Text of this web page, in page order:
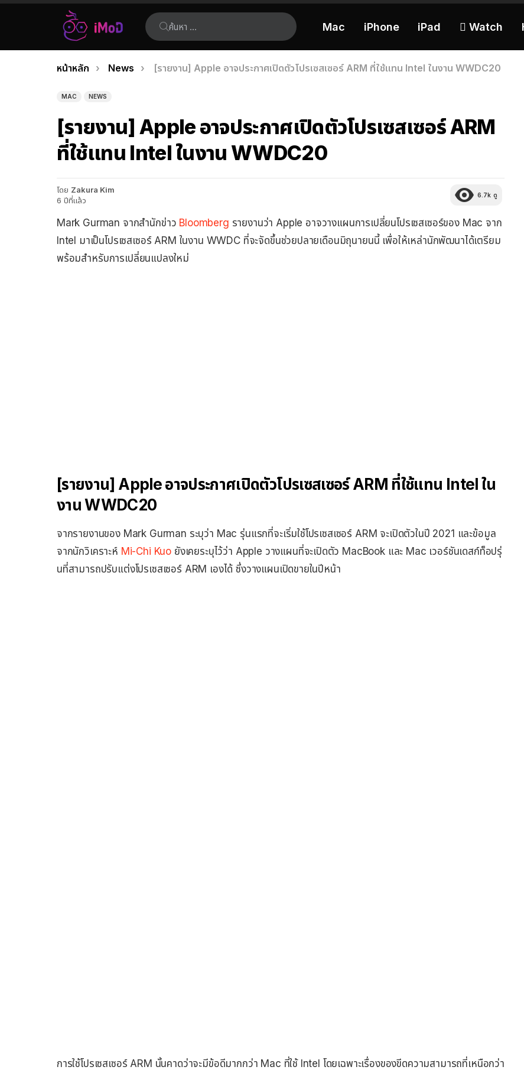
ค้นหา:
Mac iPhone iPad  Watch
เรื่อง
ล่าสุด
คุณอยู่ที่นี่:
หน้าหลัก News [รายงาน] Apple อาจประกาศเปิดตัวโปรเซสเซอร์ ARM ที่ใช้แทน Intel ในงาน WWDC20
MAC NEWS
[รายงาน] Apple อาจประกาศเปิดตัวโปรเซสเซอร์ ARM
ที่ใช้แทน Intel ในงาน WWDC20
โดย Zakura Kim
6 ปีที่แล้ว
6.7k ดู
Mark Gurman จากสำนักข่าว Bloomberg รายงานว่า Apple อาจวางแผนการเปลี่ยนโปรเซสเซอร์ของ Mac จาก
Intel มาเป็นโปรเซสเซอร์ ARM ในงาน WWDC ที่จะจัดขึ้นช่วยปลายเดือนมิถุนายนนี้ เพื่อให้เหล่านักพัฒนาได้เตรียม
พร้อมสำหรับการเปลี่ยนแปลงใหม่
[รายงาน] Apple อาจประกาศเปิดตัวโปรเซสเซอร์ ARM ที่ใช้แทน Intel ใน
งาน WWDC20
จากรายงานของ Mark Gurman ระบุว่า Mac รุ่นแรกที่จะเริ่มใช้โปรเซสเซอร์ ARM จะเปิดตัวในปี 2021 และข้อมูล
จากนักวิเคราะห์ Mi-Chi Kuo ยังเคยระบุไว้ว่า Apple วางแผนที่จะเปิดตัว MacBook และ Mac เวอร์ชันเดสก์ท็อปรุ่
นที่สามารถปรับแต่งโปรเซสเซอร์ ARM เองได้ ซึ่งวางแผนเปิดขายในปีหน้า
การใช้โปรเซสเซอร์ ARM นั้นคาดว่าจะมีข้อดีมากกว่า Mac ที่ใช้ Intel โดยเฉพาะเรื่องของขีดความสามารถที่เหนือกว่า